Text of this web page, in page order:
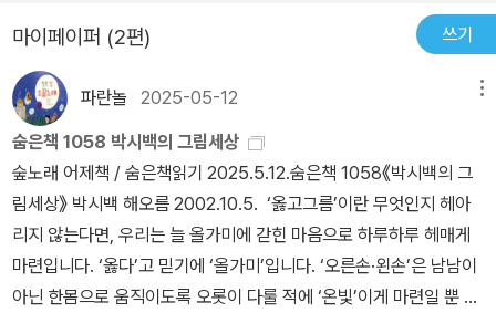
요》에 주목했다. 《고려사》는 조선 세종의 교지를 받아 김종서·정인지
등이 편찬한 고려시대 역사서로 오늘날 전하는 고려 사료 가운데 가
장 오래됐으며, 당대의 역사서는 물론 문집·묘지명 등 다양한 원 사료
를 수록하여 세가 46권, 지 39권, 연표 2권, 열전 50권, 목록 2권 등
총 139권 75책의 방대한 내용으로 구성되어 있다. 편찬자가 문장을
만들어내지 않고 원 사료의 문장을 그대로 옮겨 적는 방식으로 엮었
으며, 인물 평가도 한 개인에 대한 칭찬과 비판의 자료를 모두 기재하
여 엄격한 역사성과 객관성을 유지한 역사서로 평가받는다. 《고려사》
는 고려왕조사에 관한 가장 풍부한 기초 문헌이자 고려의 역사를 기
시기는 조선과 비슷하나 짧게 그려진다. 딱 5권이다. 책을 읽으며 전
체적으로 든 고려사에 대한 느낌을 주제별로 정리해본다.1. 지배계
층 신라 말 각지의 유력자인 호족이 득세했고, 이를 바탕으로 후삼국
이 성립한다. 왕건도 그 중 하나였고, 왕건은 정복한 지역도 많았지만
신라와 견훤을 비롯하여 각지의 귀부 및 항복해온 호족이 많았다. 그
래서 고려 초기의 지배 세력은 당연히 호족이 된다. 하지만 광종이후
과거가 시행되며 소위 능력을 가진 자들도 등용되기 시작한다. 하지
만 기본적으로 음서를 통한 가문의 지배력이 보존되었기에 호족은 곧
중앙에서 관리를 하고 있는 귀족으로 성격이 바뀐다. 고려는 무관이
마이페이퍼 (2편) 쓰기
파란놀 2025-05-12
숨은책 1058 박시백의 그림세상
숲노래 어제책 / 숨은책읽기 2025.5.12.숨은책 1058《박시백의 그
림세상》 박시백 해오름 2002.10.5. ‘옳고그름’이란 무엇인지 헤아
리지 않는다면, 우리는 늘 올가미에 갇힌 마음으로 하루하루 헤매게
마련입니다. ‘옳다’고 믿기에 ‘올가미’입니다. ‘오른손·왼손’은 남남이
아닌 한몸으로 움직이도록 오롯이 다룰 적에 ‘온빛’이게 마련일 뿐 아